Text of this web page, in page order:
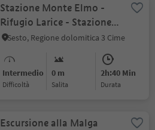
Stazione Monte Elmo -
Rifugio Larice - Stazione a
valle Monte Elmo
Sesto, Regione dolomitica 3 Cime
Intermedio
Difficoltà
0 m
Salita
2h:40 Min
durata
Escursione alla Malga